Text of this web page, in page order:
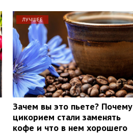
ЛУЧШЕЕ
Зачем вы это пьете? Почему
цикорием стали заменять
кофе и что в нем хорошего